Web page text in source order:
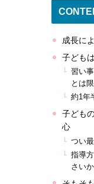
成長に
子ども
習い
とは
約1年
子ども
心
つい
指導
さい